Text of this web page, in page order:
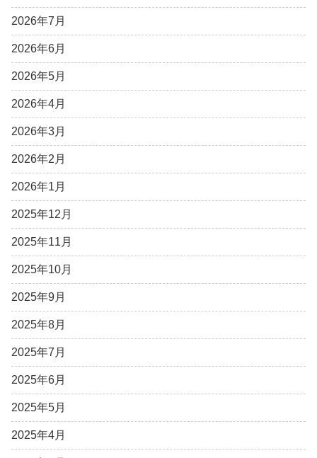
2026年7月
2026年6月
2026年5月
2026年4月
2026年3月
2026年2月
2026年1月
2025年12月
2025年11月
2025年10月
2025年9月
2025年8月
2025年7月
2025年6月
2025年5月
2025年4月